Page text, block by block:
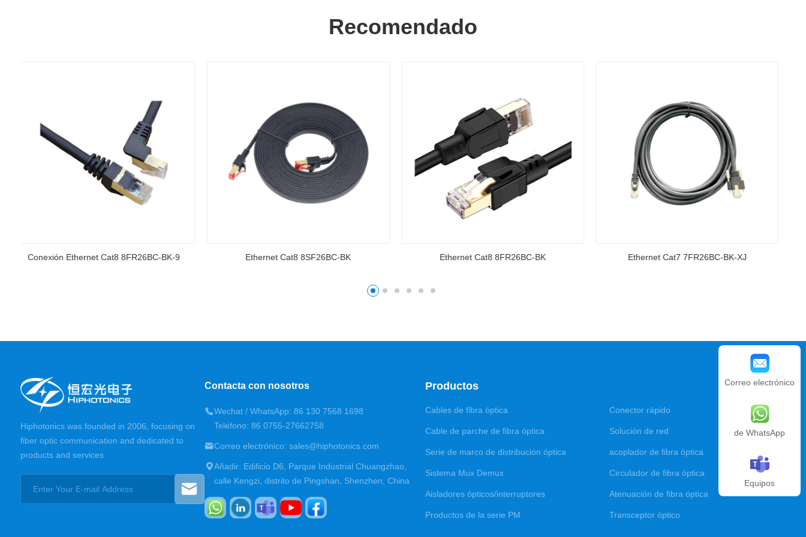
Recomendado
Ethernet Cat8 8SF26BC-BK Ethernet Cat8 8FR26BC-BK Ethernet Cat7 7FR26BC-BK-XJ Conexión Ethernet Cat7 7SR32BC-BW
Productos
Cables de fibra óptica Conector rápido
Cable de parche de fibra óptica Solución de red
Serie de marco de distribución óptica acoplador de fibra óptica
Sistema Mux Demux Circulador de fibra óptica
Aisladores ópticos/interruptores Atenuación de fibra óptica
Productos de la serie PM Transceptor óptico
Contacta con nosotros
Wechat / WhatsApp: 86 130 7568 1698
Teléfono: 86 0755-27662758
Correo electrónico: sales@hiphotonics.com
Añadir: Edificio D6, Parque Industrial Chuangzhao,
calle Kengzi, distrito de Pingshan, Shenzhen, China
Hiphotonics was founded in 2006, focusing on
fiber optic communication and dedicated to
products and services
Correo electrónico
de WhatsApp
Equipos